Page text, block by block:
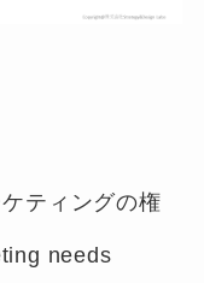
ティングの権
needs